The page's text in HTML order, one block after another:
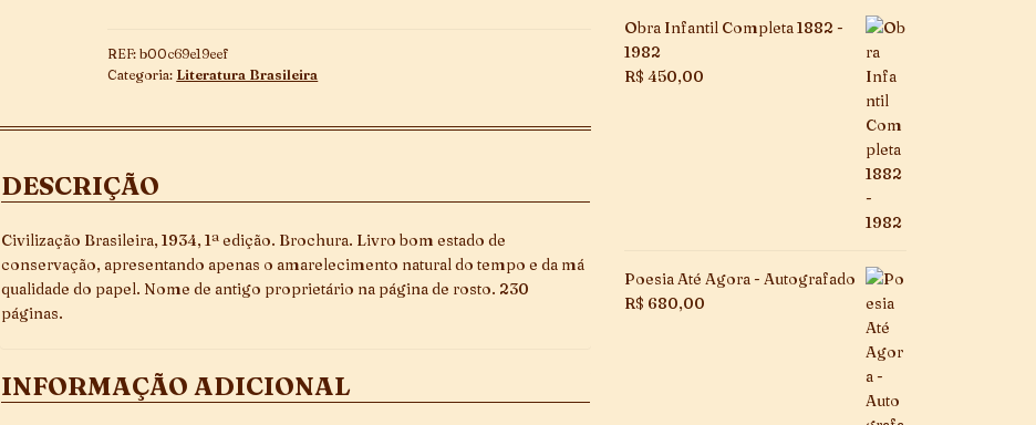
Taylor
REF:b00c69e19eef
Categoria: Literatura Brasileira
DESCRIÇÃO
Civilização Brasileira, 1934, 1ª edição. Brochura. Livro bom estado de
conservação, apresentando apenas o amarelecimento natural do tempo e da má
qualidade do papel. Nome de antigo proprietário na página de rosto. 230
páginas.
INFORMAÇÃO ADICIONAL
Obra Infantil Completa 1882 -
1982
R$ 450,00
Poesia Até Agora - Autografado
R$ 680,00